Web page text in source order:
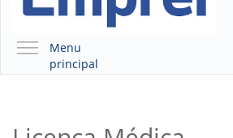
Menu
principal